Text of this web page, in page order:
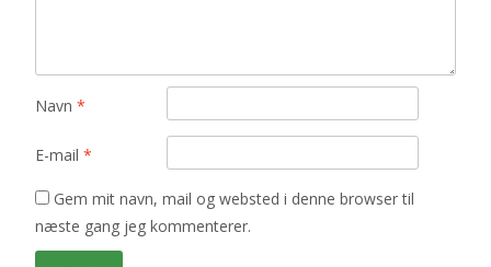
Navn *
E-mail *
Gem mit navn, mail og websted i denne browser til
næste gang jeg kommenterer.